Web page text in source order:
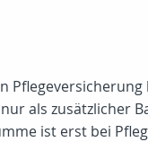
als zusätzlicher
ist erst bei